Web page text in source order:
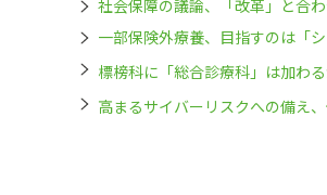
社会保障の議論、「改革」と合
一部保険外療養、目指すのは
標榜科に「総合診療科」は加わ
高まるサイバーリスクへの備え